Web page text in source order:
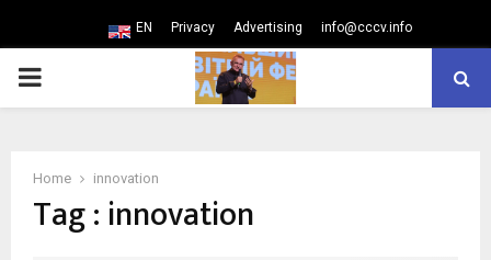
EN Privacy Advertising info@cccv.info
PRIMARY
Home innovation
Tag : innovation